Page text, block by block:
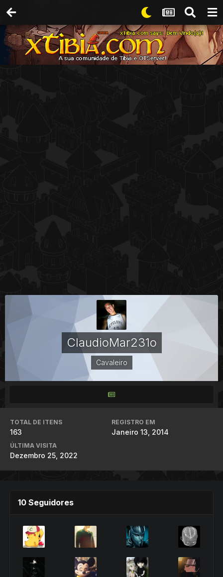
ClaudioMar231o
Cavaleiro
TOTAL DE ITENS
163
REGISTRO EM
Janeiro 13, 2014
ÚLTIMA VISITA
Dezembro 25, 2022
10 Seguidores